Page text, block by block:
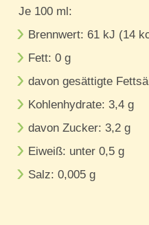
Je 100 ml:
Brennwert: 61 kJ (14
Fett: 0 g
davon gesättigte
Kohlenhydrate: 3,4 g
davon Zucker: 3,2 g
Eiweiß: unter 0,5 g
Salz: 0,005 g